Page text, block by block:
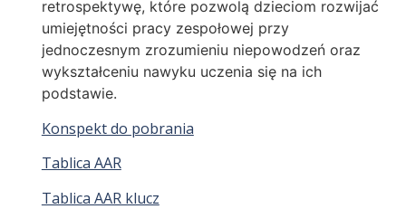
retrospektywę, które pozwolą dzieciom rozwijać
umiejętności pracy zespołowej przy
jednoczesnym zrozumieniu niepowodzeń oraz
wykształceniu nawyku uczenia się na ich
podstawie.
Konspekt do pobrania
Tablica AAR
Tablica AAR klucz